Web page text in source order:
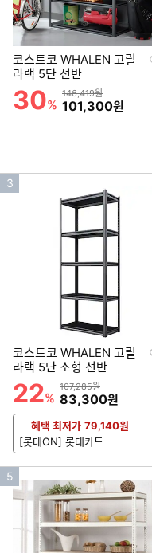
코스트코 WHALEN 고릴
라랙 5단 선반
할인률
30%
상품금액
146,419원
할인금액
101,300원
인
3
코스트코 WHALEN 고릴
라랙 5단 소형 선반
할인률
22%
상품금액
107,285원
할인금액
83,300원
혜택 최저가 79,140원
[롯데ON] 롯데카드
인
기
위
5